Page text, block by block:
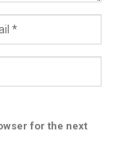
for the next